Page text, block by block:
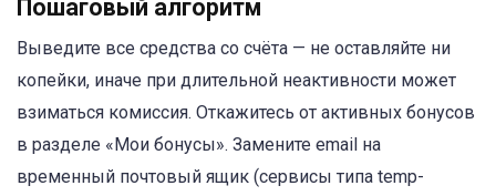
Пошаговый алгоритм
Выведите все средства со счёта — не оставляйте ни
копейки, иначе при длительной неактивности может
взиматься комиссия. Откажитесь от активных бонусов
в разделе «Мои бонусы». Замените email на
временный почтовый ящик (сервисы типа temp-